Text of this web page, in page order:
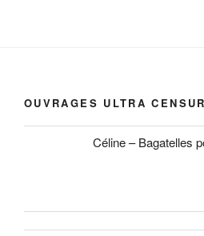
OUVRAGES ULTRA
Céline – Bagatelles